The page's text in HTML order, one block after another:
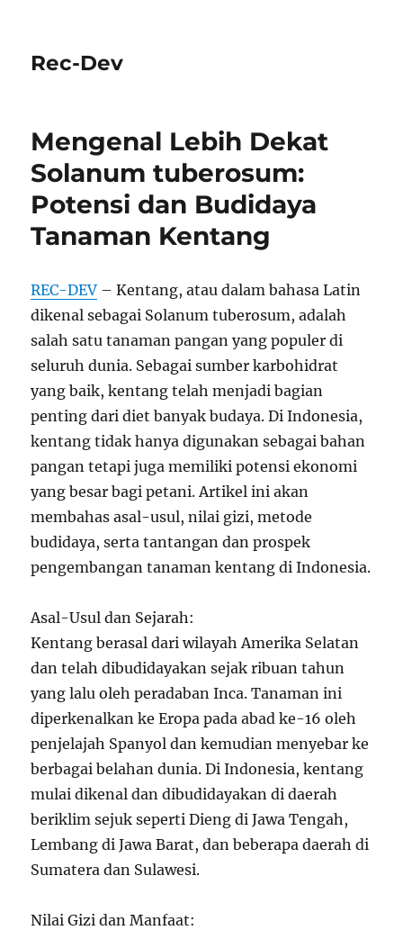
Rec-Dev
Mengenal Lebih Dekat
Solanum tuberosum:
Potensi dan Budidaya
Tanaman Kentang
REC-DEV – Kentang, atau dalam bahasa Latin
dikenal sebagai Solanum tuberosum, adalah
salah satu tanaman pangan yang populer di
seluruh dunia. Sebagai sumber karbohidrat
yang baik, kentang telah menjadi bagian
penting dari diet banyak budaya. Di Indonesia,
kentang tidak hanya digunakan sebagai bahan
pangan tetapi juga memiliki potensi ekonomi
yang besar bagi petani. Artikel ini akan
membahas asal-usul, nilai gizi, metode
budidaya, serta tantangan dan prospek
pengembangan tanaman kentang di Indonesia.
Asal-Usul dan Sejarah:
Kentang berasal dari wilayah Amerika Selatan
dan telah dibudidayakan sejak ribuan tahun
yang lalu oleh peradaban Inca. Tanaman ini
diperkenalkan ke Eropa pada abad ke-16 oleh
penjelajah Spanyol dan kemudian menyebar ke
berbagai belahan dunia. Di Indonesia, kentang
mulai dikenal dan dibudidayakan di daerah
beriklim sejuk seperti Dieng di Jawa Tengah,
Lembang di Jawa Barat, dan beberapa daerah di
Sumatera dan Sulawesi.
Nilai Gizi dan Manfaat: